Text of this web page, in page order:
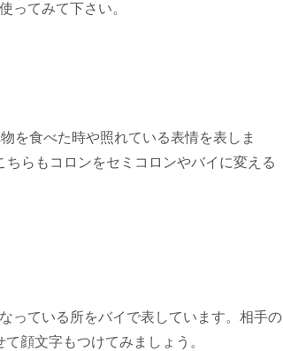
ってみて下さい。
を食べた時や照れている表情を表しま
らもコロンをセミコロンやバイに変える
っている所をバイで表しています。相手の
顔文字もつけてみましょう。